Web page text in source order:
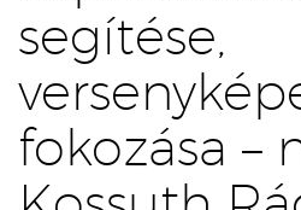
segítése,
fokozása –